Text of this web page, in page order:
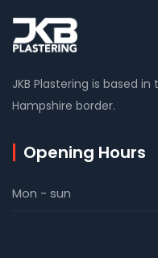
JKB Plastering is based
Hampshire border.
Opening Hours
Mon - sun